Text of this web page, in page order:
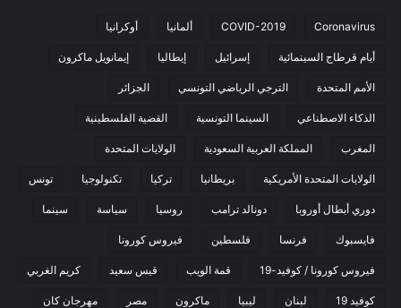
Coronavirus
COVID-2019 ألمانيا أوكرانيا
أيام قرطاج السينمائية إسرائيل إيطاليا إيمانويل ماكرون
الأمم المتحدة الترجي الرياضي التونسي الجزائر
الذكاء الاصطناعي السينما التونسية القضية الفلسطينية
المغرب المملكة العربية السعودية الولايات المتحدة
الولايات المتحدة الأمريكية بريطانيا تركيا تكنولوجيا تونس
دوري أبطال أوروبا دونالد ترامب روسيا سياسة سينما
فايسبوك فرنسا فلسطين فيروس كورونا
فيروس كورونا / كوفيد-19 قمة الويب قيس سعيد كريم الغربي
كوفيد 19 لبنان ليبيا ماكرون مصر مهرجان كان